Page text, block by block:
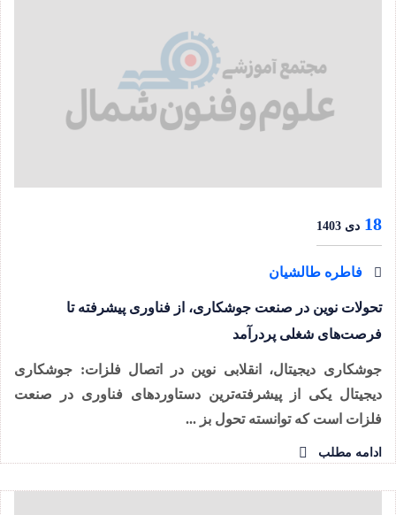
18 دی 1403
فاطره طالشیان
تحولات نوین در صنعت جوشکاری، از فناوری پیشرفته تا
فرصت‌های شغلی پردرآمد
جوشکاری دیجیتال، انقلابی نوین در اتصال فلزات: جوشکاری
دیجیتال یکی از پیشرفته‌ترین دستاوردهای فناوری در صنعت
فلزات است که توانسته تحول بز ...
ادامه مطلب